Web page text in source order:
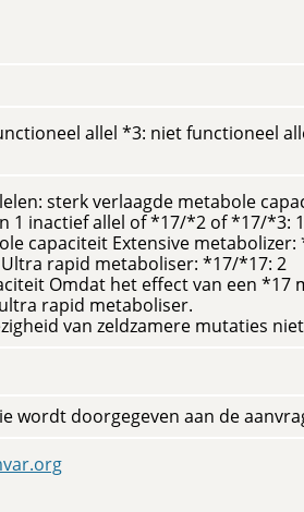
allel *3: niet functioneel
sterk verlaagde metabole
1 inactief allel of *17/*2 of *17/*3: 1
capaciteit Extensive
rapid metaboliser: *17/*17: 2
Omdat het effect van een *17
rapid metaboliser.
van zeldzamere mutaties
wordt doorgegeven aan de